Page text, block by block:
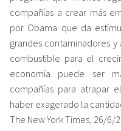
compañías a crear más
por Obama que da
grandes contaminadores y
combustible para el
economía puede ser
compañías para atrapar
haber exagerado la
The New York Times, 26/6/